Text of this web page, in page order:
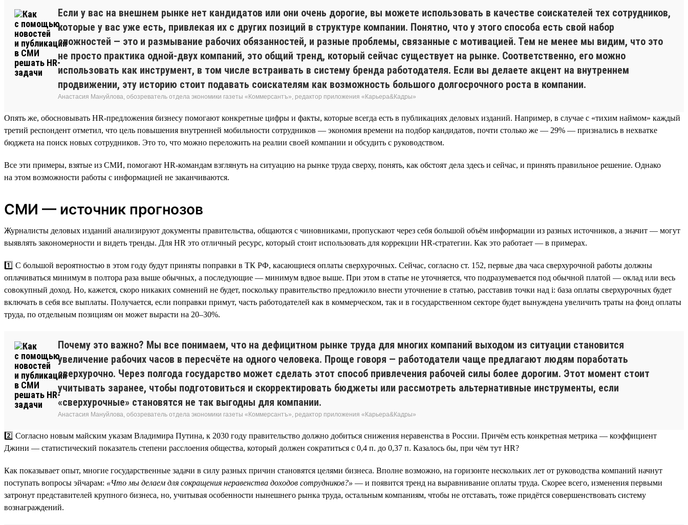
Если у вас на внешнем рынке нет кандидатов или они очень дорогие, вы можете использовать в качестве соискателей тех сотрудников,
которые у вас уже есть, привлекая их с других позиций в структуре компании. Понятно, что у этого способа есть свой набор
сложностей — это и размывание рабочих обязанностей, и разные проблемы, связанные с мотивацией. Тем не менее мы видим, что это
не просто практика одной-двух компаний, это общий тренд, который сейчас существует на рынке. Соответственно, его можно
использовать как инструмент, в том числе встраивать в систему бренда работодателя. Если вы делаете акцент на внутреннем
продвижении, эту историю стоит подавать соискателям как возможность большого долгосрочного роста в компании.
Анастасия Мануйлова, обозреватель отдела экономики газеты «Коммерсантъ», редактор приложения «Карьера&Кадры»
Опять же, обосновывать HR-предложения бизнесу помогают конкретные цифры и факты, которые всегда есть в публикациях деловых изданий. Например, в случае с «тихим наймом» каждый
третий респондент отметил, что цель повышения внутренней мобильности сотрудников — экономия времени на подбор кандидатов, почти столько же — 29% — признались в нехватке
бюджета на поиск новых сотрудников. Это то, что можно переложить на реалии своей компании и обсудить с руководством.
Все эти примеры, взятые из СМИ, помогают HR-командам взглянуть на ситуацию на рынке труда сверху, понять, как обстоят дела здесь и сейчас, и принять правильное решение. Однако
на этом возможности работы с информацией не заканчиваются.
СМИ — источник прогнозов
Журналисты деловых изданий анализируют документы правительства, общаются с чиновниками, пропускают через себя большой объём информации из разных источников, а значит — могут
выявлять закономерности и видеть тренды. Для HR это отличный ресурс, который стоит использовать для коррекции HR-стратегии. Как это работает — в примерах.
1️⃣ С большой вероятностью в этом году будут приняты поправки в ТК РФ, касающиеся оплаты сверхурочных. Сейчас, согласно ст. 152, первые два часа сверхурочной работы должны
оплачиваться минимум в полтора раза выше обычных, а последующие — минимум вдвое выше. При этом в статье не уточняется, что подразумевается под обычной платой — оклад или весь
совокупный доход. Но, кажется, скоро никаких сомнений не будет, поскольку правительство предложило внести уточнение в статью, расставив точки над i: база оплаты сверхурочных будет
включать в себя все выплаты. Получается, если поправки примут, часть работодателей как в коммерческом, так и в государственном секторе будет вынуждена увеличить траты на фонд оплаты
труда, по отдельным позициям он может вырасти на 20–30%.
Почему это важно? Мы все понимаем, что на дефицитном рынке труда для многих компаний выходом из ситуации становится
увеличение рабочих часов в пересчёте на одного человека. Проще говоря — работодатели чаще предлагают людям поработать
сверхурочно. Через полгода государство может сделать этот способ привлечения рабочей силы более дорогим. Этот момент стоит
учитывать заранее, чтобы подготовиться и скорректировать бюджеты или рассмотреть альтернативные инструменты, если
«сверхурочные» становятся не так выгодны для компании.
Анастасия Мануйлова, обозреватель отдела экономики газеты «Коммерсантъ», редактор приложения «Карьера&Кадры»
2️⃣ Согласно новым майским указам Владимира Путина, к 2030 году правительство должно добиться снижения неравенства в России. Причём есть конкретная метрика — коэффициент
Джини — статистический показатель степени расслоения общества, который должен сократиться с 0,4 п. до 0,37 п. Казалось бы, при чём тут HR?
Как показывает опыт, многие государственные задачи в силу разных причин становятся целями бизнеса. Вполне возможно, на горизонте нескольких лет от руководства компаний начнут
поступать вопросы эйчарам: «Что мы делаем для сокращения неравенства доходов сотрудников?» — и появится тренд на выравнивание оплаты труда. Скорее всего, изменения первыми
затронут представителей крупного бизнеса, но, учитывая особенности нынешнего рынка труда, остальным компаниям, чтобы не отставать, тоже придётся совершенствовать систему
вознаграждений.